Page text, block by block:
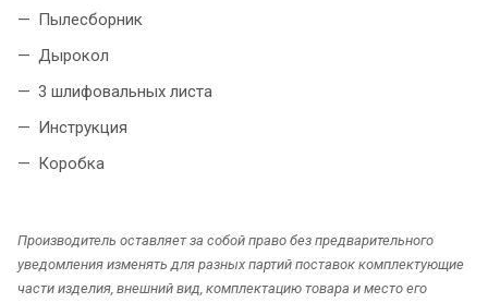
Пылесборник
Дырокол
3 шлифовальных листа
Инструкция
Коробка
Производитель оставляет за собой право без предварительного
уведомления изменять для разных партий поставок комплектующие
части изделия, внешний вид, комплектацию товара и место его